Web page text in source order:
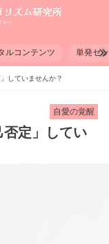
ルコンテンツ 単発セ
していませんか？
自愛の覚醒
否定」してい